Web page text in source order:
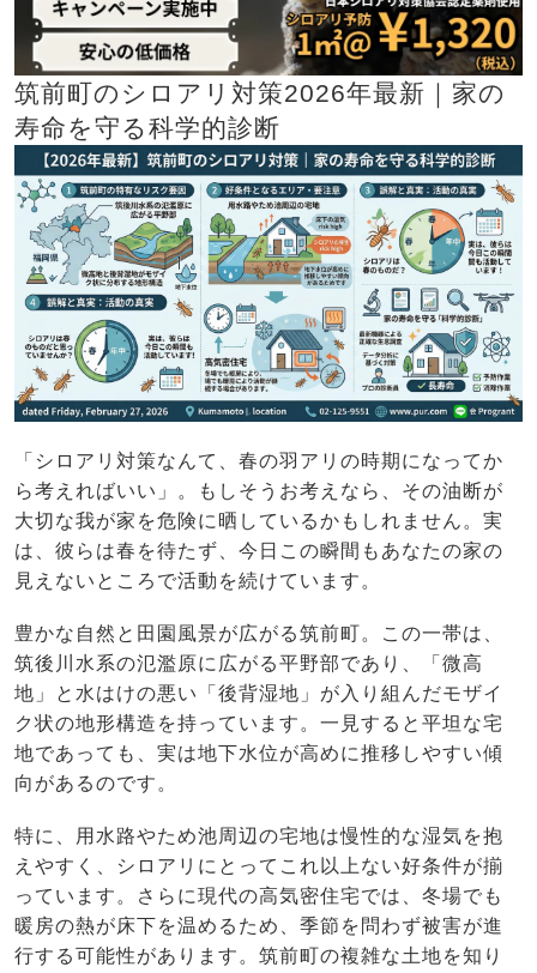
筑前町のシロアリ対策2026年最新｜家の
寿命を守る科学的診断
「シロアリ対策なんて、春の羽アリの時期になってか
ら考えればいい」。もしそうお考えなら、その油断が
大切な我が家を危険に晒しているかもしれません。実
は、彼らは春を待たず、今日この瞬間もあなたの家の
見えないところで活動を続けています。
豊かな自然と田園風景が広がる筑前町。この一帯は、
筑後川水系の氾濫原に広がる平野部であり、「微高
地」と水はけの悪い「後背湿地」が入り組んだモザイ
ク状の地形構造を持っています。一見すると平坦な宅
地であっても、実は地下水位が高めに推移しやすい傾
向があるのです。
特に、用水路やため池周辺の宅地は慢性的な湿気を抱
えやすく、シロアリにとってこれ以上ない好条件が揃
っています。さらに現代の高気密住宅では、冬場でも
暖房の熱が床下を温めるため、季節を問わず被害が進
行する可能性があります。筑前町の複雑な土地を知り